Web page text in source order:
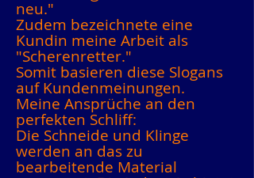
neu."
Zudem bezeichnete eine
Kundin meine Arbeit als
"Scherenretter."
Somit basieren diese Slogans
auf Kundenmeinungen.
Meine Ansprüche an den
perfekten Schliff:
Die Schneide und Klinge
werden an das zu
bearbeitende Material